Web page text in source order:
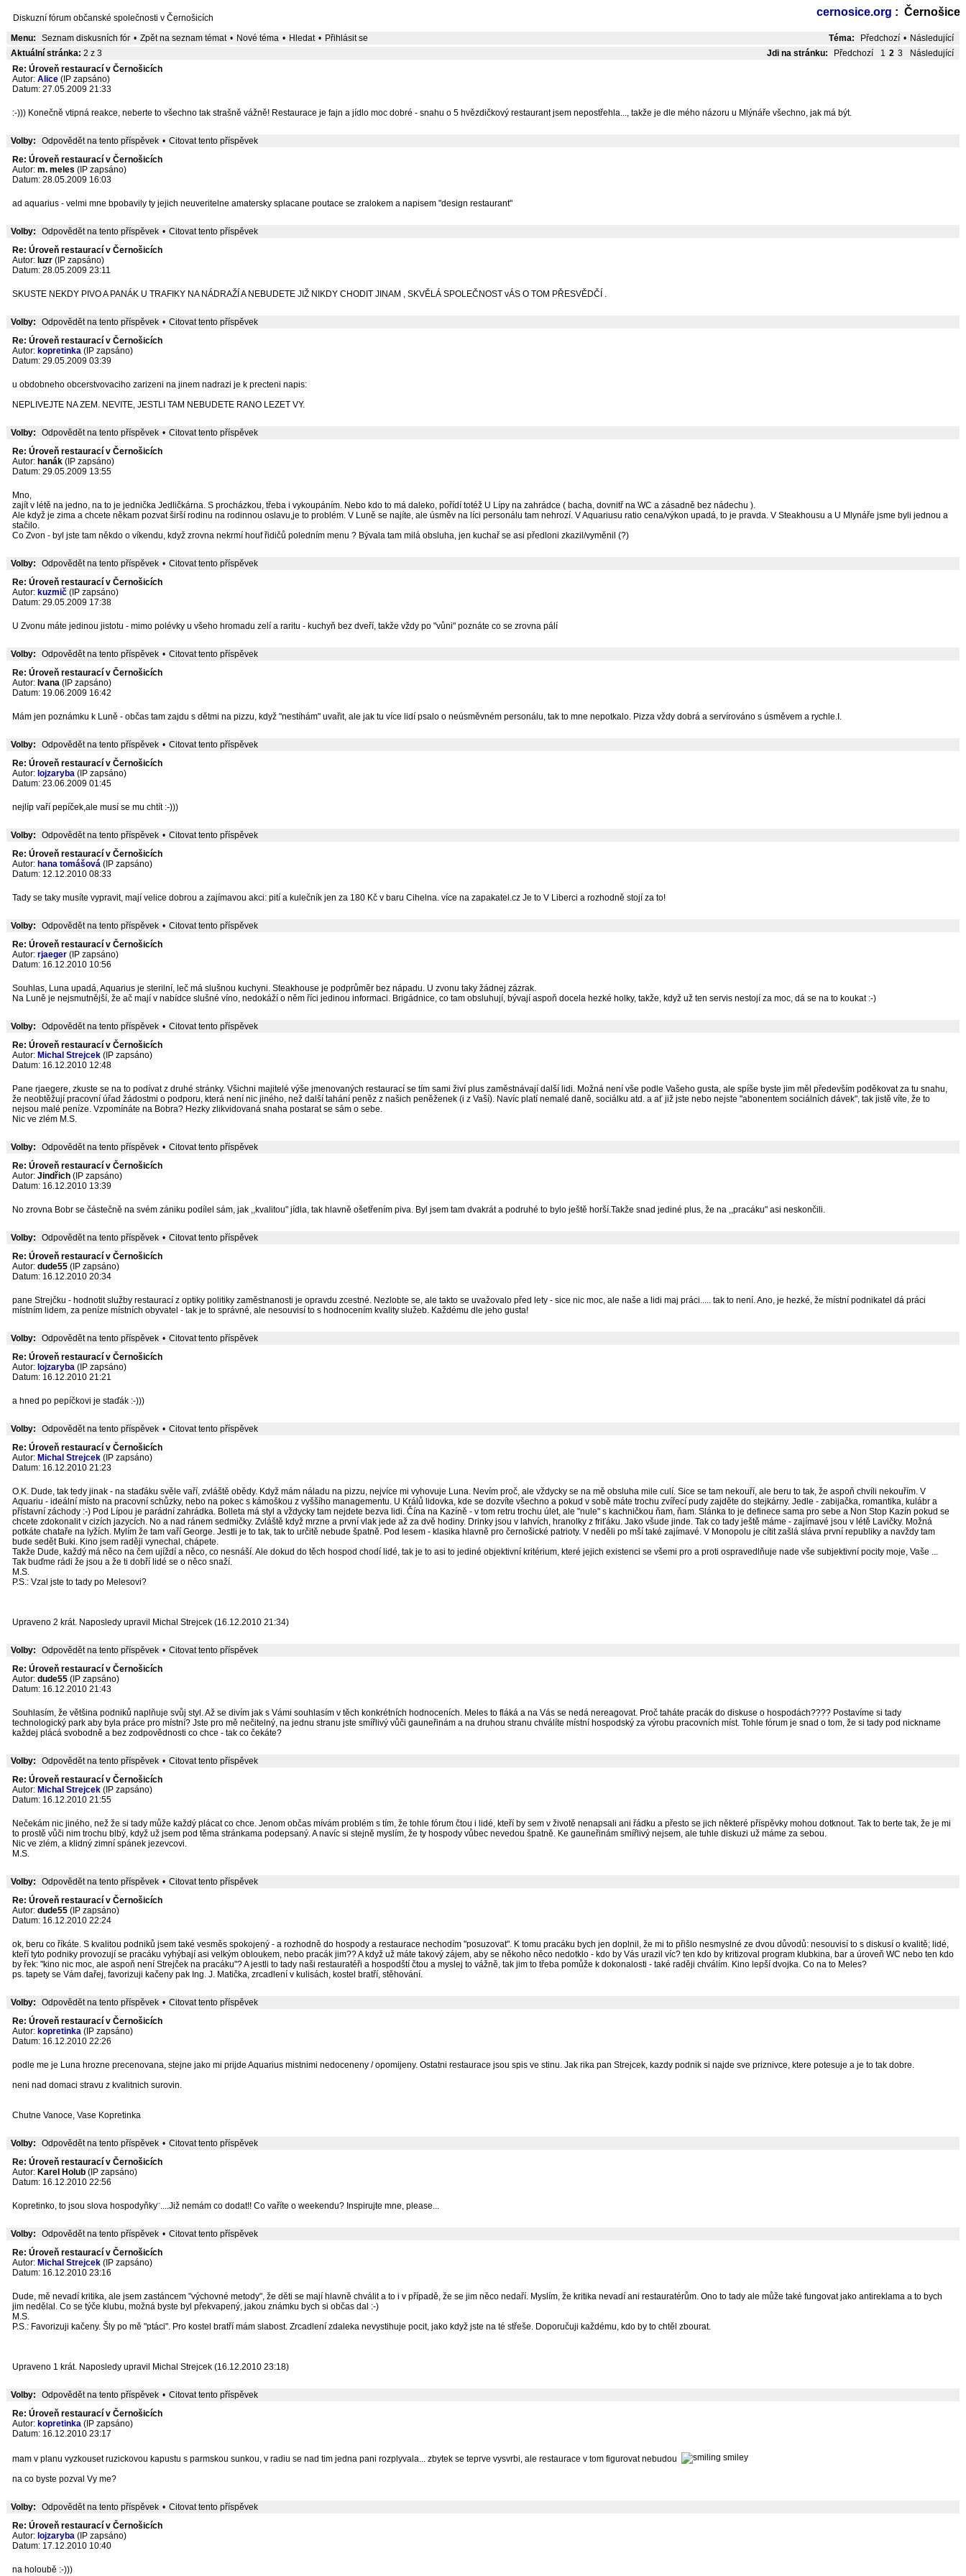
cernosice.org : Černošice
Diskuzní fórum občanské společnosti v Černošicích
Téma:
Předchozí • Následující
Menu: Seznam diskusních fór • Zpět na seznam témat • Nové téma • Hledat • Přihlásit se
Jdi na stránku:
Předchozí 1 2 3 Následující
Aktuální stránka: 2 z 3
Re: Úroveň restaurací v Černošicích
Autor: Alice (IP zapsáno)
Datum: 27.05.2009 21:33
:-))) Konečně vtipná reakce, neberte to všechno tak strašně vážně! Restaurace je fajn a jídlo moc dobré - snahu o 5 hvězdičkový restaurant jsem nepostřehla..., takže je dle mého názoru u Mlýnáře všechno, jak má být.
Volby: Odpovědět na tento příspěvek • Citovat tento příspěvek
Re: Úroveň restaurací v Černošicích
Autor: m. meles (IP zapsáno)
Datum: 28.05.2009 16:03
ad aquarius - velmi mne bpobavily ty jejich neuveritelne amatersky splacane poutace se zralokem a napisem "design restaurant"
Volby: Odpovědět na tento příspěvek • Citovat tento příspěvek
Re: Úroveň restaurací v Černošicích
Autor: luzr (IP zapsáno)
Datum: 28.05.2009 23:11
SKUSTE NEKDY PIVO A PANÁK U TRAFIKY NA NÁDRAŽÍ A NEBUDETE JIŽ NIKDY CHODIT JINAM , SKVĚLÁ SPOLEČNOST vÁS O TOM PŘESVĚDČÍ .
Volby: Odpovědět na tento příspěvek • Citovat tento příspěvek
Re: Úroveň restaurací v Černošicích
Autor: kopretinka (IP zapsáno)
Datum: 29.05.2009 03:39
u obdobneho obcerstvovaciho zarizeni na jinem nadrazi je k precteni napis:
NEPLIVEJTE NA ZEM. NEVITE, JESTLI TAM NEBUDETE RANO LEZET VY.
Volby: Odpovědět na tento příspěvek • Citovat tento příspěvek
Re: Úroveň restaurací v Černošicích
Autor: hanák (IP zapsáno)
Datum: 29.05.2009 13:55
Mno,
zajít v létě na jedno, na to je jednička Jedličkárna. S procházkou, třeba i vykoupáním. Nebo kdo to má daleko, pořídí totéž U Lípy na zahrádce ( bacha, dovnitř na WC a zásadně bez nádechu ).
Ale když je zima a chcete někam pozvat širší rodinu na rodinnou oslavu,je to problém. V Luně se najíte, ale úsměv na líci personálu tam nehrozí. V Aquariusu ratio cena/výkon upadá, to je pravda. V Steakhousu a U Mlynáře jsme byli jednou a
stačilo.
Co Zvon - byl jste tam někdo o víkendu, když zrovna nekrmí houf řidičů poledním menu ? Bývala tam milá obsluha, jen kuchař se asi předloni zkazil/vyměnil (?)
Volby: Odpovědět na tento příspěvek • Citovat tento příspěvek
Re: Úroveň restaurací v Černošicích
Autor: kuzmič (IP zapsáno)
Datum: 29.05.2009 17:38
U Zvonu máte jedinou jistotu - mimo polévky u všeho hromadu zelí a raritu - kuchyň bez dveří, takže vždy po "vůni" poznáte co se zrovna pálí
Volby: Odpovědět na tento příspěvek • Citovat tento příspěvek
Re: Úroveň restaurací v Černošicích
Autor: Ivana (IP zapsáno)
Datum: 19.06.2009 16:42
Mám jen poznámku k Luně - občas tam zajdu s dětmi na pizzu, když "nestíhám" uvařit, ale jak tu více lidí psalo o neúsměvném personálu, tak to mne nepotkalo. Pizza vždy dobrá a servírováno s úsměvem a rychle.I.
Volby: Odpovědět na tento příspěvek • Citovat tento příspěvek
Re: Úroveň restaurací v Černošicích
Autor: lojzaryba (IP zapsáno)
Datum: 23.06.2009 01:45
nejlíp vaří pepíček,ale musí se mu chtít :-)))
Volby: Odpovědět na tento příspěvek • Citovat tento příspěvek
Re: Úroveň restaurací v Černošicích
Autor: hana tomášová (IP zapsáno)
Datum: 12.12.2010 08:33
Tady se taky musíte vypravit, mají velice dobrou a zajímavou akci: pití a kulečník jen za 180 Kč v baru Cihelna. více na zapakatel.cz Je to V Liberci a rozhodně stojí za to!
Volby: Odpovědět na tento příspěvek • Citovat tento příspěvek
Re: Úroveň restaurací v Černošicích
Autor: rjaeger (IP zapsáno)
Datum: 16.12.2010 10:56
Souhlas, Luna upadá, Aquarius je sterilní, leč má slušnou kuchyni. Steakhouse je podprůměr bez nápadu. U zvonu taky žádnej zázrak.
Na Luně je nejsmutnější, že ač mají v nabídce slušné víno, nedokáží o něm říci jedinou informaci. Brigádnice, co tam obsluhují, bývají aspoň docela hezké holky, takže, když už ten servis nestojí za moc, dá se na to koukat :-)
Volby: Odpovědět na tento příspěvek • Citovat tento příspěvek
Re: Úroveň restaurací v Černošicích
Autor: Michal Strejcek (IP zapsáno)
Datum: 16.12.2010 12:48
Pane rjaegere, zkuste se na to podívat z druhé stránky. Všichni majitelé výše jmenovaných restaurací se tím sami živí plus zaměstnávají další lidi. Možná není vše podle Vašeho gusta, ale spíše byste jim měl především poděkovat za tu snahu,
že neobtěžují pracovní úřad žádostmi o podporu, která není nic jiného, než další tahání peněz z našich peněženek (i z Vaší). Navíc platí nemalé daně, sociálku atd. a ať již jste nebo nejste "abonentem sociálních dávek", tak jistě víte, že to
nejsou malé peníze. Vzpomínáte na Bobra? Hezky zlikvidovaná snaha postarat se sám o sebe.
Nic ve zlém M.S.
Volby: Odpovědět na tento příspěvek • Citovat tento příspěvek
Re: Úroveň restaurací v Černošicích
Autor: Jindřich (IP zapsáno)
Datum: 16.12.2010 13:39
No zrovna Bobr se částečně na svém zániku podílel sám, jak ,,kvalitou" jídla, tak hlavně ošetřením piva. Byl jsem tam dvakrát a podruhé to bylo ještě horší.Takže snad jediné plus, že na ,,pracáku" asi neskončili.
Volby: Odpovědět na tento příspěvek • Citovat tento příspěvek
Re: Úroveň restaurací v Černošicích
Autor: dude55 (IP zapsáno)
Datum: 16.12.2010 20:34
pane Strejčku - hodnotit služby restaurací z optiky politiky zaměstnanosti je opravdu zcestné. Nezlobte se, ale takto se uvažovalo před lety - sice nic moc, ale naše a lidi maj práci..... tak to není. Ano, je hezké, že místní podnikatel dá práci
místním lidem, za peníze místních obyvatel - tak je to správné, ale nesouvisí to s hodnocením kvality služeb. Každému dle jeho gusta!
Volby: Odpovědět na tento příspěvek • Citovat tento příspěvek
Re: Úroveň restaurací v Černošicích
Autor: lojzaryba (IP zapsáno)
Datum: 16.12.2010 21:21
a hned po pepíčkovi je staďák :-)))
Volby: Odpovědět na tento příspěvek • Citovat tento příspěvek
Re: Úroveň restaurací v Černošicích
Autor: Michal Strejcek (IP zapsáno)
Datum: 16.12.2010 21:23
O.K. Dude, tak tedy jinak - na staďáku svěle vaří, zvláště obědy. Když mám náladu na pizzu, nejvíce mi vyhovuje Luna. Nevím proč, ale vždycky se na mě obsluha mile culí. Sice se tam nekouří, ale beru to tak, že aspoň chvíli nekouřím. V
Aquariu - ideální místo na pracovní schůzky, nebo na pokec s kámoškou z vyššího managementu. U Králů lidovka, kde se dozvíte všechno a pokud v sobě máte trochu zvířecí pudy zajděte do stejkárny. Jedle - zabijačka, romantika, kulábr a
přístavní záchody :-) Pod Lípou je parádní zahrádka. Bolleta má styl a vždycky tam nejdete bezva lidi. Čína na Kazíně - v tom retru trochu úlet, ale "nule" s kachničkou ňam, ňam. Slánka to je definece sama pro sebe a Non Stop Kazín pokud se
chcete zdokonalit v cizích jazycích. No a nad ránem sedmičky. Zvláště když mrzne a první vlak jede až za dvě hodiny. Drinky jsou v lahvích, hranolky z friťáku. Jako všude jinde. Tak co tady ještě máme - zajímavé jsou v létě Lavičky. Možná
potkáte chataře na lyžích. Mylím že tam vaří George. Jestli je to tak, tak to určitě nebude špatně. Pod lesem - klasika hlavně pro černošické patrioty. V neděli po mší také zajímavé. V Monopolu je cítit zašlá sláva první republiky a navždy tam
bude sedět Buki. Kino jsem raději vynechal, chápete.
Takže Dude, každý má něco na čem ujíždí a něco, co nesnáší. Ale dokud do těch hospod chodí lidé, tak je to asi to jediné objektivní kritérium, které jejich existenci se všemi pro a proti ospravedlňuje nade vše subjektivní pocity moje, Vaše ...
Tak buďme rádi že jsou a že ti dobří lidé se o něco snaží.
M.S.
P.S.: Vzal jste to tady po Melesovi?
Upraveno 2 krát. Naposledy upravil Michal Strejcek (16.12.2010 21:34)
Volby: Odpovědět na tento příspěvek • Citovat tento příspěvek
Re: Úroveň restaurací v Černošicích
Autor: dude55 (IP zapsáno)
Datum: 16.12.2010 21:43
Souhlasím, že většina podniků naplňuje svůj styl. Až se divím jak s Vámi souhlasím v těch konkrétních hodnoceních. Meles to fláká a na Vás se nedá nereagovat. Proč taháte pracák do diskuse o hospodách???? Postavíme si tady
technologický park aby byla práce pro místní? Jste pro mě nečitelný, na jednu stranu jste smířlivý vůči gauneřinám a na druhou stranu chválíte místní hospodský za výrobu pracovních míst. Tohle fórum je snad o tom, že si tady pod nickname
každej plácá svobodně a bez zodpovědnosti co chce - tak co čekáte?
Volby: Odpovědět na tento příspěvek • Citovat tento příspěvek
Re: Úroveň restaurací v Černošicích
Autor: Michal Strejcek (IP zapsáno)
Datum: 16.12.2010 21:55
Nečekám nic jiného, než že si tady může každý plácat co chce. Jenom občas mívám problém s tím, že tohle fórum čtou i lidé, kteří by sem v životě nenapsali ani řádku a přesto se jich některé příspěvky mohou dotknout. Tak to berte tak, že je mi
to prostě vůči nim trochu blbý, když už jsem pod těma stránkama podepsaný. A navíc si stejně myslím, že ty hospody vůbec nevedou špatně. Ke gauneřinám smířlivý nejsem, ale tuhle diskuzi už máme za sebou.
Nic ve zlém, a klidný zimní spánek jezevcovi.
M.S.
Volby: Odpovědět na tento příspěvek • Citovat tento příspěvek
Re: Úroveň restaurací v Černošicích
Autor: dude55 (IP zapsáno)
Datum: 16.12.2010 22:24
ok, beru co říkáte. S kvalitou podniků jsem také vesměs spokojený - a rozhodně do hospody a restaurace nechodím "posuzovat". K tomu pracáku bych jen doplnil, že mi to přišlo nesmyslné ze dvou důvodů: nesouvisí to s diskusí o kvalitě; lidé,
kteří tyto podniky provozují se pracáku vyhýbají asi velkým obloukem, nebo pracák jim?? A když už máte takový zájem, aby se někoho něco nedotklo - kdo by Vás urazil víc? ten kdo by kritizoval program klubkina, bar a úroveň WC nebo ten kdo
by řek: "kino nic moc, ale aspoň není Strejček na pracáku"? A jestli to tady naši restauratéři a hospodští čtou a myslej to vážně, tak jim to třeba pomůže k dokonalosti - také raději chválím. Kino lepší dvojka. Co na to Meles?
ps. tapety se Vám dařej, favorizuji kačeny pak Ing. J. Matička, zrcadlení v kulisách, kostel bratří, stěhování.
Volby: Odpovědět na tento příspěvek • Citovat tento příspěvek
Re: Úroveň restaurací v Černošicích
Autor: kopretinka (IP zapsáno)
Datum: 16.12.2010 22:26
podle me je Luna hrozne precenovana, stejne jako mi prijde Aquarius mistnimi nedoceneny / opomijeny. Ostatni restaurace jsou spis ve stinu. Jak rika pan Strejcek, kazdy podnik si najde sve priznivce, ktere potesuje a je to tak dobre.
neni nad domaci stravu z kvalitnich surovin.
Chutne Vanoce, Vase Kopretinka
Volby: Odpovědět na tento příspěvek • Citovat tento příspěvek
Re: Úroveň restaurací v Černošicích
Autor: Karel Holub (IP zapsáno)
Datum: 16.12.2010 22:56
Kopretinko, to jsou slova hospodyňky¨....Již nemám co dodat!! Co vaříte o weekendu? Inspirujte mne, please...
Volby: Odpovědět na tento příspěvek • Citovat tento příspěvek
Re: Úroveň restaurací v Černošicích
Autor: Michal Strejcek (IP zapsáno)
Datum: 16.12.2010 23:16
Dude, mě nevadí kritika, ale jsem zastáncem "výchovné metody", že děti se mají hlavně chválit a to i v případě, že se jim něco nedaří. Myslím, že kritika nevadí ani restauratérům. Ono to tady ale může také fungovat jako antireklama a to bych
jim nedělal. Co se týče klubu, možná byste byl překvapený, jakou známku bych si občas dal :-)
M.S.
P.S.: Favorizuji kačeny. Šly po mě "ptáci". Pro kostel bratří mám slabost. Zrcadlení zdaleka nevystihuje pocit, jako když jste na té střeše. Doporučuji každému, kdo by to chtěl zbourat.
Upraveno 1 krát. Naposledy upravil Michal Strejcek (16.12.2010 23:18)
Volby: Odpovědět na tento příspěvek • Citovat tento příspěvek
Re: Úroveň restaurací v Černošicích
Autor: kopretinka (IP zapsáno)
Datum: 16.12.2010 23:17
mam v planu vyzkouset ruzickovou kapustu s parmskou sunkou, v radiu se nad tim jedna pani rozplyvala... zbytek se teprve vysvrbi, ale restaurace v tom figurovat nebudou
na co byste pozval Vy me?
Volby: Odpovědět na tento příspěvek • Citovat tento příspěvek
Re: Úroveň restaurací v Černošicích
Autor: lojzaryba (IP zapsáno)
Datum: 17.12.2010 10:40
na holoubě :-)))